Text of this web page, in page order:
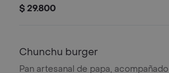
queso costeño, tomate fresco y
$ 29.800
Chunchu burger
Pan artesanal de papa, acompañado